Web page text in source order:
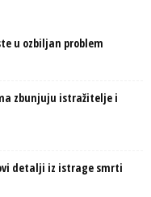
u ozbiljan problem
zbunjuju istražitelje i
Novi detalji iz istrage smrti